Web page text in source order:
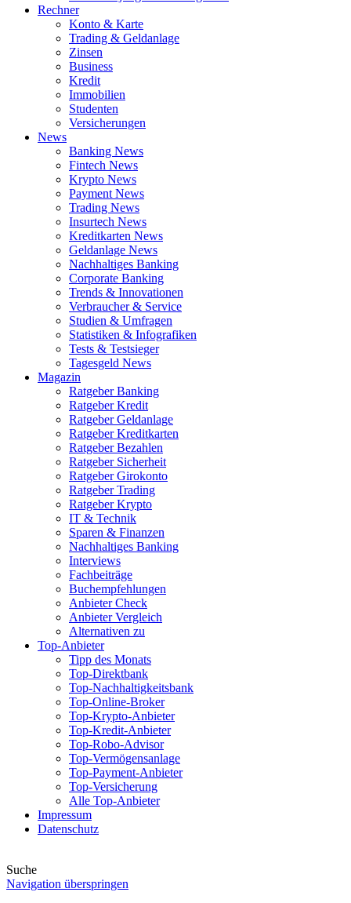
Rechner
Konto & Karte
Trading & Geldanlage
Zinsen
Business
Kredit
Immobilien
Studenten
Versicherungen
News
Banking News
Fintech News
Krypto News
Payment News
Trading News
Insurtech News
Kreditkarten News
Geldanlage News
Nachhaltiges Banking
Corporate Banking
Trends & Innovationen
Verbraucher & Service
Studien & Umfragen
Statistiken & Infografiken
Tests & Testsieger
Tagesgeld News
Magazin
Ratgeber Banking
Ratgeber Kredit
Ratgeber Geldanlage
Ratgeber Kreditkarten
Ratgeber Bezahlen
Ratgeber Sicherheit
Ratgeber Girokonto
Ratgeber Trading
Ratgeber Krypto
IT & Technik
Sparen & Finanzen
Nachhaltiges Banking
Interviews
Fachbeiträge
Buchempfehlungen
Anbieter Check
Anbieter Vergleich
Alternativen zu
Top-Anbieter
Tipp des Monats
Top-Direktbank
Top-Nachhaltigkeitsbank
Top-Online-Broker
Top-Krypto-Anbieter
Top-Kredit-Anbieter
Top-Robo-Advisor
Top-Vermögensanlage
Top-Payment-Anbieter
Top-Versicherung
Alle Top-Anbieter
Impressum
Datenschutz
Suche
Navigation überspringen